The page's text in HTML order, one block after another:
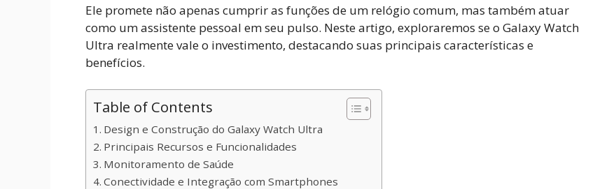
Ele promete não apenas cumprir as funções de um relógio comum, mas também atuar
como um assistente pessoal em seu pulso. Neste artigo, exploraremos se o Galaxy Watch
Ultra realmente vale o investimento, destacando suas principais características e
benefícios.
Table of Contents
Design e Construção do Galaxy Watch Ultra
Principais Recursos e Funcionalidades
Monitoramento de Saúde
Conectividade e Integração com Smartphones